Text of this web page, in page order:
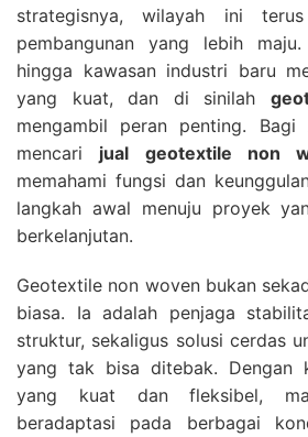
strategisnya, wilayah ini
pembangunan yang lebih
hingga kawasan industri baru
yang kuat, dan di sinilah
mengambil peran penting. Bagi
mencari jual geotextile non
memahami fungsi dan
langkah awal menuju proyek
berkelanjutan.
Geotextile non woven bukan
biasa. Ia adalah penjaga
struktur, sekaligus solusi cerdas
yang tak bisa ditebak. Dengan
yang kuat dan fleksibel,
beradaptasi pada berbagai